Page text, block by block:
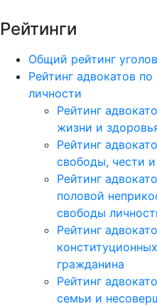
Рейтинги
Общий рейтинг
Рейтинг адвокатов
личности
Рейтинг
жизни и
Рейтинг
свободы, чести
Рейтинг
половой
свободы
Рейтинг
гражданина
Рейтинг
семьи и